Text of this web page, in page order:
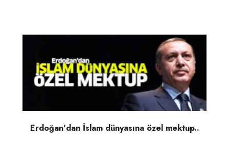
Erdoğan'dan İslam dünyasına özel mektup..